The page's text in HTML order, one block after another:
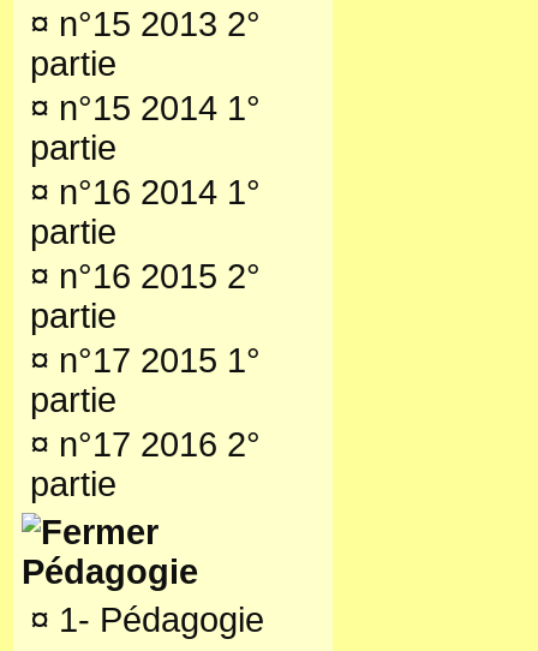
¤ n°15 2013 2°
partie
¤ n°15 2014 1°
partie
¤ n°16 2014 1°
partie
¤ n°16 2015 2°
partie
¤ n°17 2015 1°
partie
¤ n°17 2016 2°
partie
Pédagogie
¤ 1- Pédagogie